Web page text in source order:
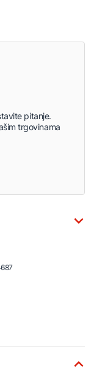
pitanje.
trgovinama